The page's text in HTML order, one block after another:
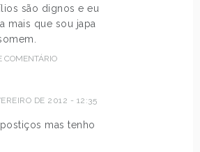
são dignos e eu
mais que sou japa
COMENTÁRIO
DE 2012 - 12:35
mas tenho